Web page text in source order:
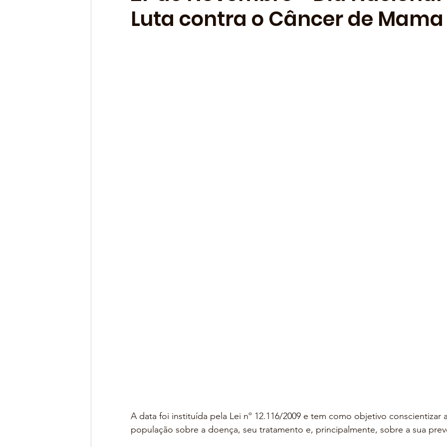
Luta contra o Câncer de Mama
A data foi instituída pela Lei nº 12.116/2009 e tem como objetivo conscientizar a
população sobre a doença, seu tratamento e, principalmente, sobre a sua